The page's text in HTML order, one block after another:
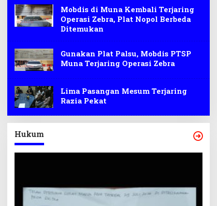
Mobdis di Muna Kembali Terjaring
Operasi Zebra, Plat Nopol Berbeda
Ditemukan
Gunakan Plat Palsu, Mobdis PTSP
Muna Terjaring Operasi Zebra
Lima Pasangan Mesum Terjaring
Razia Pekat
Hukum